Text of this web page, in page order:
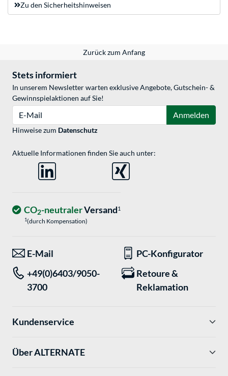
Zu den Sicherheitshinweisen
Zurück zum Anfang
Stets informiert
In unserem Newsletter warten exklusive Angebote, Gutschein- &
Gewinnspielaktionen auf Sie!
Anmelden
Hinweise zum Datenschutz
Aktuelle Informationen finden Sie auch unter:
CO2-neutralerVersand1
1(durch Kompensation)
E-Mail
PC-Konfigurator
+49(0)6403/9050-
3700
Retoure &
Reklamation
Kundenservice
Über ALTERNATE